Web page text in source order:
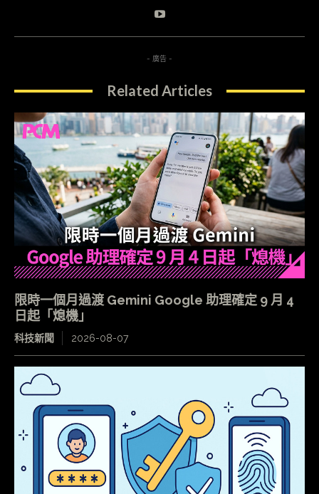
- 廣告 -
Related Articles
限時一個月過渡 Gemini Google 助理確定 9 月 4
日起「熄機」
科技新聞 2026-08-07